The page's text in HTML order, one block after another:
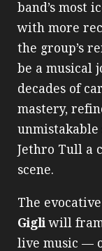
band’s most
with more
the group’s
be a musical
decades of
mastery,
unmistakable
Jethro Tull a
scene.
The
Gigli will
live music —